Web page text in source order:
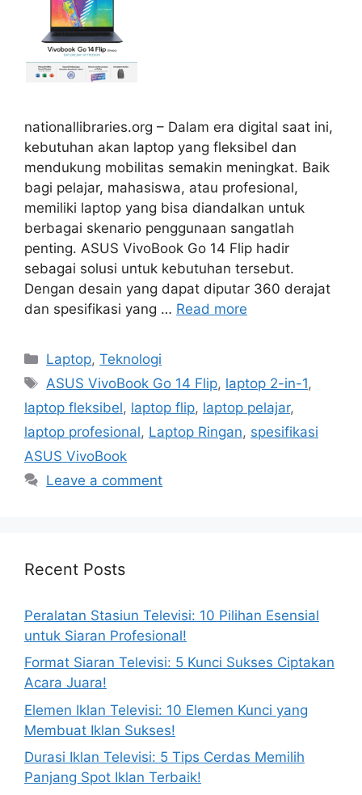
nationallibraries.org – Dalam era digital saat ini,
kebutuhan akan laptop yang fleksibel dan
mendukung mobilitas semakin meningkat. Baik
bagi pelajar, mahasiswa, atau profesional,
memiliki laptop yang bisa diandalkan untuk
berbagai skenario penggunaan sangatlah
penting. ASUS VivoBook Go 14 Flip hadir
sebagai solusi untuk kebutuhan tersebut.
Dengan desain yang dapat diputar 360 derajat
dan spesifikasi yang … Read more
Categories
Laptop,Teknologi
Tags
ASUS VivoBook Go 14 Flip, laptop 2-in-1,
laptop fleksibel, laptop flip, laptop pelajar,
laptop profesional, Laptop Ringan, spesifikasi
ASUS VivoBook
Leave a comment
Recent Posts
Peralatan Stasiun Televisi: 10 Pilihan Esensial
untuk Siaran Profesional!
Format Siaran Televisi: 5 Kunci Sukses Ciptakan
Acara Juara!
Elemen Iklan Televisi: 10 Elemen Kunci yang
Membuat Iklan Sukses!
Durasi Iklan Televisi: 5 Tips Cerdas Memilih
Panjang Spot Iklan Terbaik!